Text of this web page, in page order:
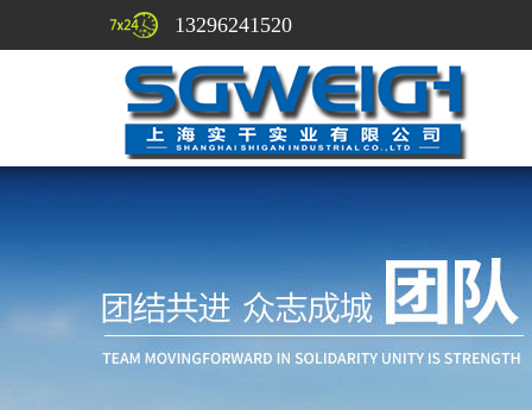
13296241520